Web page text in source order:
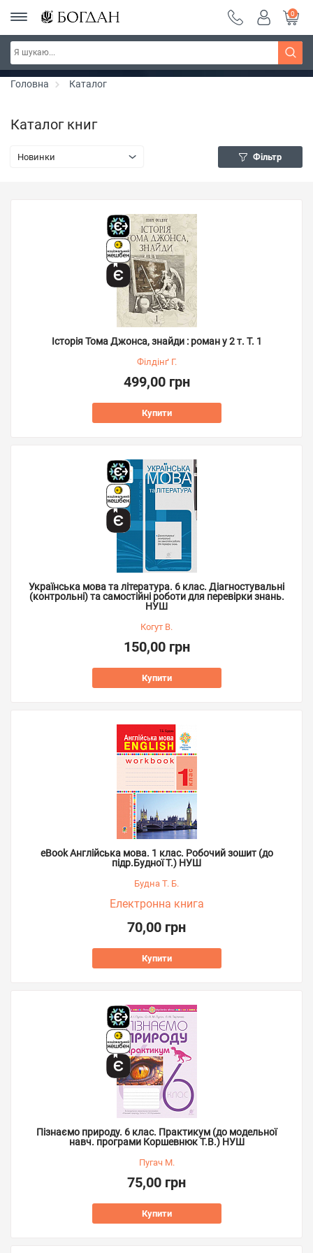
Серія "Вандербікери" ~ знижка 25%
0
Головна Каталог
Каталог книг
Новинки Фільтр
Історія Тома Джонса, знайди : роман у 2 т. Т. 1
Філдінґ Г.
499,00 грн
Купити
Українська мова та література. 6 клас. Діагностувальні
(контрольні) та самостійні роботи для перевірки знань.
НУШ
Когут В.
150,00 грн
Купити
eBook Англійська мова. 1 клас. Робочий зошит (до
підр.Будної Т.) НУШ
Будна Т. Б.
Електронна книга
70,00 грн
Купити
Пізнаємо природу. 6 клас. Практикум (до модельної
навч. програми Коршевнюк Т.В.) НУШ
Пугач М.
75,00 грн
Купити